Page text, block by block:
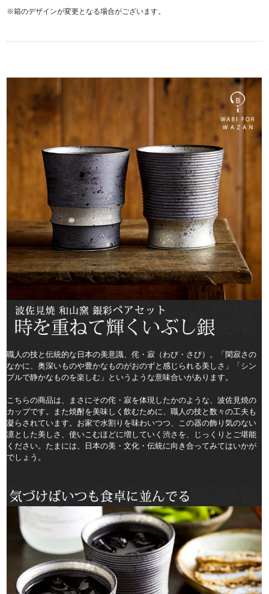
※箱のデザインが変更となる場合がございます。
職人の技と伝統的な日本の美意識、侘・寂（わび・さび）。「閑寂さの
なかに、奥深いものや豊かなものがおのずと感じられる美しさ」「シン
プルで静かなものを楽しむ」というような意味合いがあります。
こちらの商品は、まさにその侘・寂を体現したかのような、波佐見焼の
カップです。また焼酎を美味しく飲むために、職人の技と数々の工夫も
凝らされています。お家で水割りを味わいつつ、この器の飾り気のない
凛とした美しさ、使いこむほどに増していく渋さを、じっくりとご堪能
ください。たまには、日本の美・文化・伝統に向き合ってみてはいかが
でしょう。